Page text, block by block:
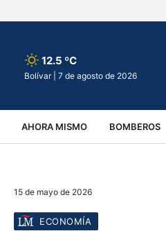
12.5 ºC
Bolívar | 7 de agosto de 2026
AHORA MISMO BOMBEROS
VIRALES ACCIDENTES
15 de mayo de 2026
ECONOMÍA